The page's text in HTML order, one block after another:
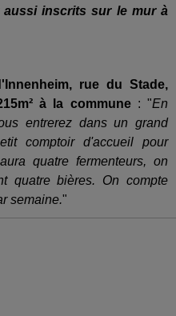
inscrits sur le mur à
rue du Stade,
à la commune: "En
entrerez dans un grand
comptoir d'accueil pour
quatre fermenteurs, on
quatre bières. On compte
semaine."